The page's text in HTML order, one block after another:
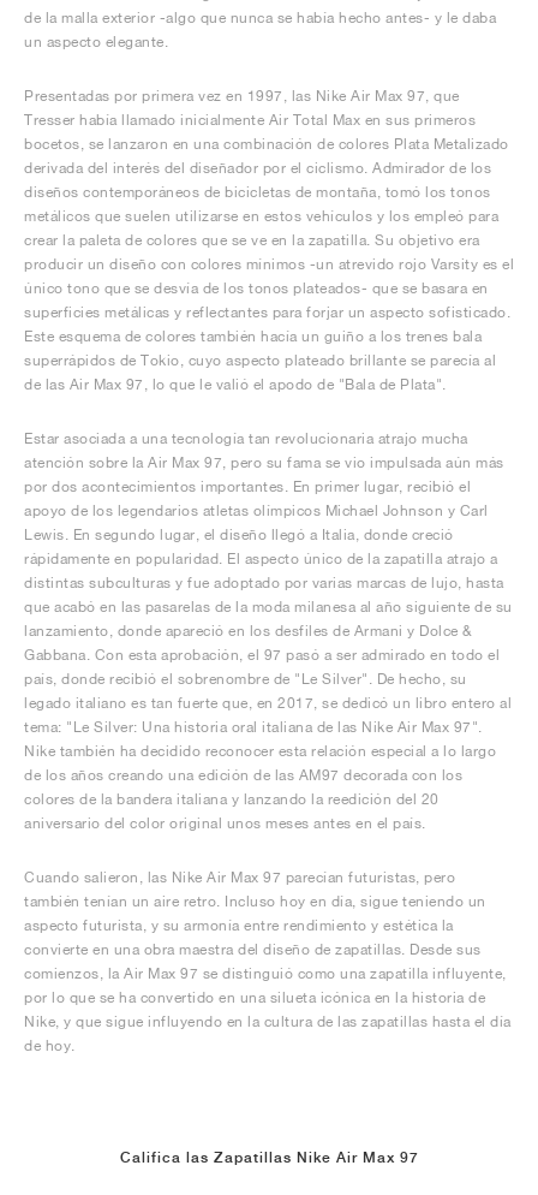
de la malla exterior -algo que nunca se había hecho antes- y le daba
un aspecto elegante.
Presentadas por primera vez en 1997, las Nike Air Max 97, que
Tresser había llamado inicialmente Air Total Max en sus primeros
bocetos, se lanzaron en una combinación de colores Plata Metalizado
derivada del interés del diseñador por el ciclismo. Admirador de los
diseños contemporáneos de bicicletas de montaña, tomó los tonos
metálicos que suelen utilizarse en estos vehículos y los empleó para
crear la paleta de colores que se ve en la zapatilla. Su objetivo era
producir un diseño con colores mínimos -un atrevido rojo Varsity es el
único tono que se desvía de los tonos plateados- que se basara en
superficies metálicas y reflectantes para forjar un aspecto sofisticado.
Este esquema de colores también hacía un guiño a los trenes bala
superrápidos de Tokio, cuyo aspecto plateado brillante se parecía al
de las Air Max 97, lo que le valió el apodo de "Bala de Plata".
Estar asociada a una tecnología tan revolucionaria atrajo mucha
atención sobre la Air Max 97, pero su fama se vio impulsada aún más
por dos acontecimientos importantes. En primer lugar, recibió el
apoyo de los legendarios atletas olímpicos Michael Johnson y Carl
Lewis. En segundo lugar, el diseño llegó a Italia, donde creció
rápidamente en popularidad. El aspecto único de la zapatilla atrajo a
distintas subculturas y fue adoptado por varias marcas de lujo, hasta
que acabó en las pasarelas de la moda milanesa al año siguiente de su
lanzamiento, donde apareció en los desfiles de Armani y Dolce &
Gabbana. Con esta aprobación, el 97 pasó a ser admirado en todo el
país, donde recibió el sobrenombre de "Le Silver". De hecho, su
legado italiano es tan fuerte que, en 2017, se dedicó un libro entero al
tema: "Le Silver: Una historia oral italiana de las Nike Air Max 97".
Nike también ha decidido reconocer esta relación especial a lo largo
de los años creando una edición de las AM97 decorada con los
colores de la bandera italiana y lanzando la reedición del 20
aniversario del color original unos meses antes en el país.
Cuando salieron, las Nike Air Max 97 parecían futuristas, pero
también tenían un aire retro. Incluso hoy en día, sigue teniendo un
aspecto futurista, y su armonía entre rendimiento y estética la
convierte en una obra maestra del diseño de zapatillas. Desde sus
comienzos, la Air Max 97 se distinguió como una zapatilla influyente,
por lo que se ha convertido en una silueta icónica en la historia de
Nike, y que sigue influyendo en la cultura de las zapatillas hasta el día
de hoy.
Califica las Zapatillas Nike Air Max 97